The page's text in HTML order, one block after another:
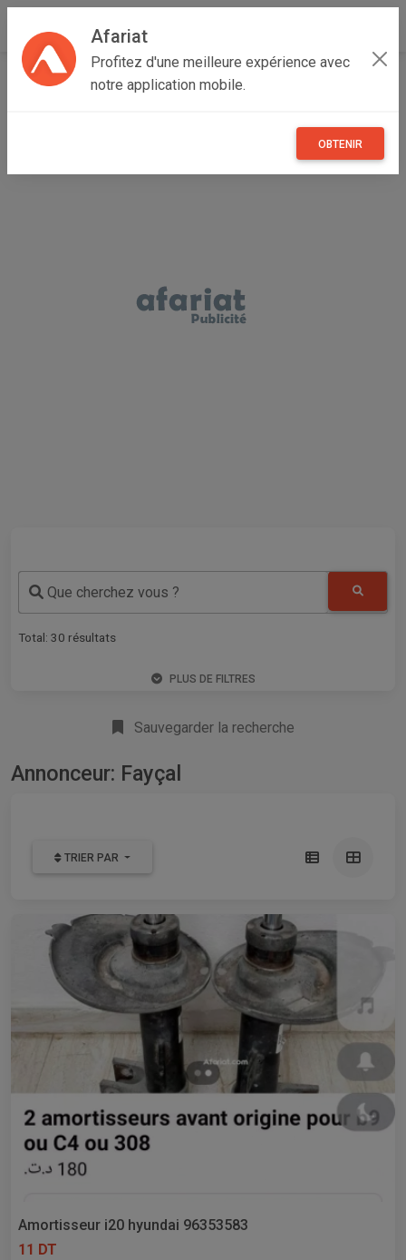
Afariat
Profitez d'une meilleure expérience avec
notre application mobile.
OBTENIR
Accueil Annonceur Fayçal
Que cherchez vous ?
Total: 30 résultats
PLUS DE FILTRES
Sauvegarder la recherche
Annonceur: Fayçal
TRIER PAR
Amortisseur i20 hyundai 96353583
11 DT